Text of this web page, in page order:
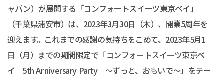
ャパン）が展開する「コンフォートスイーツ東京ベイ」
（千葉県浦安市）は、2023年3月30日（木）、開業5周年を
迎えます。これまでの感謝の気持ちをこめて、2023年5月1
日（月）までの期間限定で「コンフォートスイーツ東京ベ
イ 5th Anniversary Party ～ずっと、おもいで～」をテー